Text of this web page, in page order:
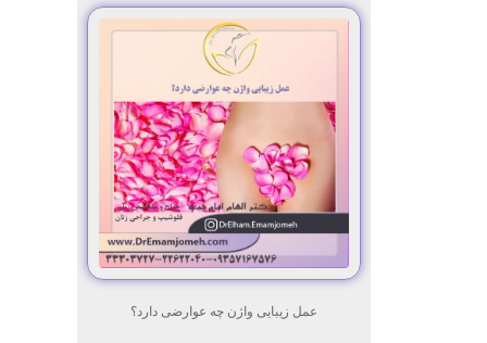
عمل زیبایی واژن چه عوارضی دارد؟